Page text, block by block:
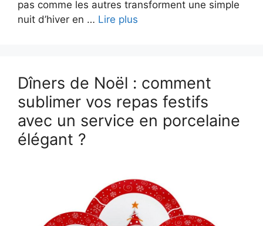
pas comme les autres transforment une simple
nuit d’hiver en … Lire plus
Dîners de Noël : comment
sublimer vos repas festifs
avec un service en porcelaine
élégant ?